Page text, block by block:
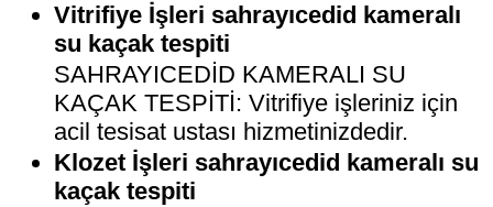
Vitrifiye İşleri sahrayıcedid kameralı
su kaçak tespiti
SAHRAYICEDİD KAMERALI SU
KAÇAK TESPİTİ: Vitrifiye işleriniz için
acil tesisat ustası hizmetinizdedir.
Klozet İşleri sahrayıcedid kameralı su
kaçak tespiti